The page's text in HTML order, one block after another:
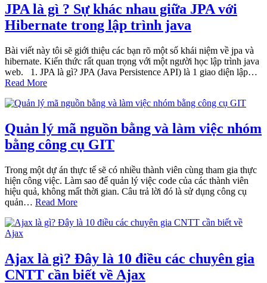
JPA là gì ? Sự khác nhau giữa JPA với
Hibernate trong lập trình java
Bài viết này tôi sẽ giới thiệu các bạn rõ một số khái niệm về jpa và
hibernate. Kiến thức rất quan trọng với một người học lập trình java
web. 1. JPA là gì? JPA (Java Persistence API) là 1 giao diện lập…
Read More
Quản lý mã nguồn bằng và làm việc nhóm
bằng công cụ GIT
Trong một dự án thực tế sẽ có nhiều thành viên cùng tham gia thực
hiện công việc. Làm sao để quản lý việc code của các thành viên
hiệu quả, không mất thời gian. Câu trả lời đó là sử dụng công cụ
quản… Read More
Ajax là gì? Đây là 10 điều các chuyên gia
CNTT cần biết về Ajax